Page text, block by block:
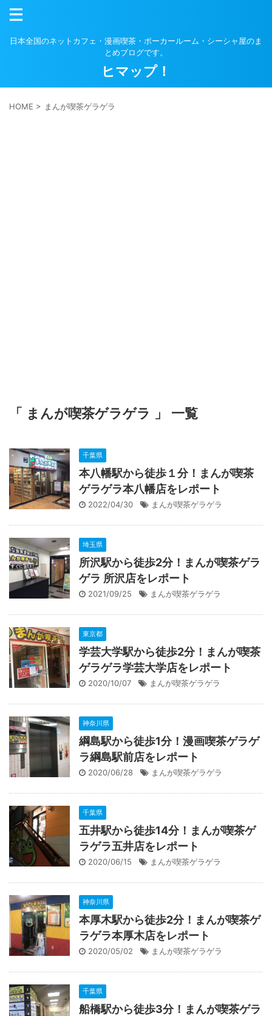
日本全国のネットカフェ・漫画喫茶・ポーカールーム・シーシャ屋のま
とめブログです。
ヒマップ！
HOME > まんが喫茶ゲラゲラ
「 まんが喫茶ゲラゲラ 」 一覧
千葉県
本八幡駅から徒歩１分！まんが喫茶
ゲラゲラ本八幡店をレポート
2022/04/30 まんが喫茶ゲラゲラ
埼玉県
所沢駅から徒歩2分！まんが喫茶ゲラ
ゲラ 所沢店をレポート
2021/09/25 まんが喫茶ゲラゲラ
東京都
学芸大学駅から徒歩2分！まんが喫茶
ゲラゲラ学芸大学店をレポート
2020/10/07 まんが喫茶ゲラゲラ
神奈川県
綱島駅から徒歩1分！漫画喫茶ゲラゲ
ラ綱島駅前店をレポート
2020/06/28 まんが喫茶ゲラゲラ
千葉県
五井駅から徒歩14分！まんが喫茶ゲ
ラゲラ五井店をレポート
2020/06/15 まんが喫茶ゲラゲラ
神奈川県
本厚木駅から徒歩2分！まんが喫茶ゲ
ラゲラ本厚木店をレポート
2020/05/02 まんが喫茶ゲラゲラ
千葉県
船橋駅から徒歩3分！まんが喫茶ゲラ